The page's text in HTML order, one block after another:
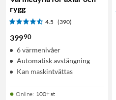
rygg
4.5 (390)
39990
6 värmenivåer
Automatisk avstängning
Kan maskintvättas
Online: 100+ st